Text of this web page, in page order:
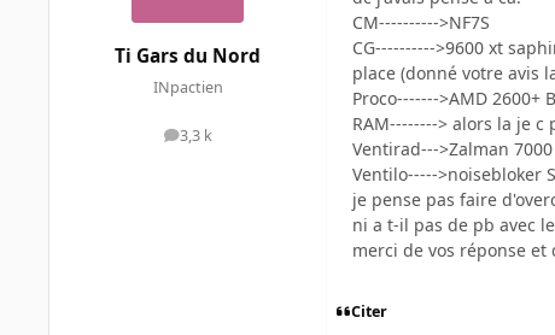
Ti Gars du Nord
INpactien
3,3 k
messages
CM---------->NF7S
CG---------->9600 xt
place (donné votre avis
Proco------->AMD 2600+
RAM--------> alors la je
Ventirad--->Zalman 7000
Ventilo----->noisebloker
je pense pas faire
ni a t-il pas de pb avec
merci de vos réponse
Citer